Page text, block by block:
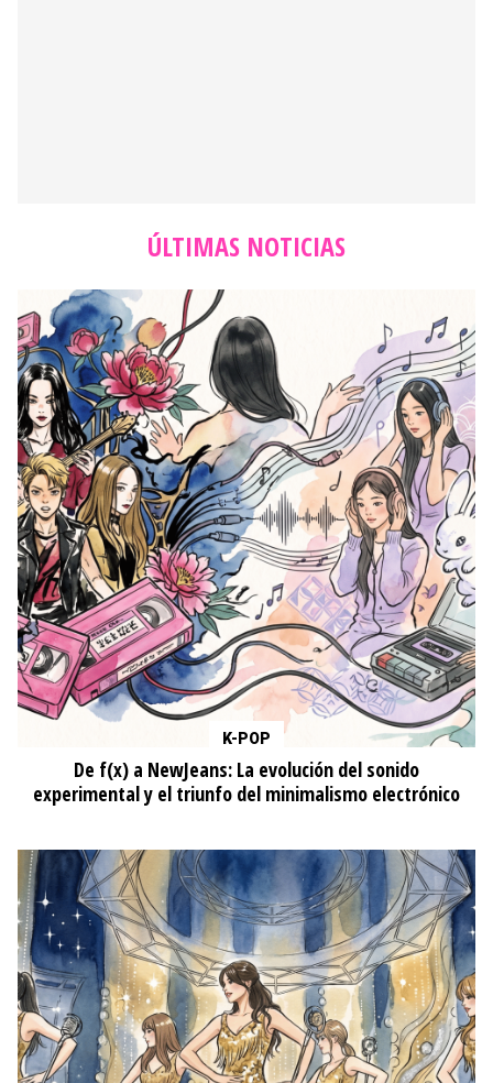
ÚLTIMAS NOTICIAS
K-POP
De f(x) a NewJeans: La evolución del sonido
experimental y el triunfo del minimalismo electrónico